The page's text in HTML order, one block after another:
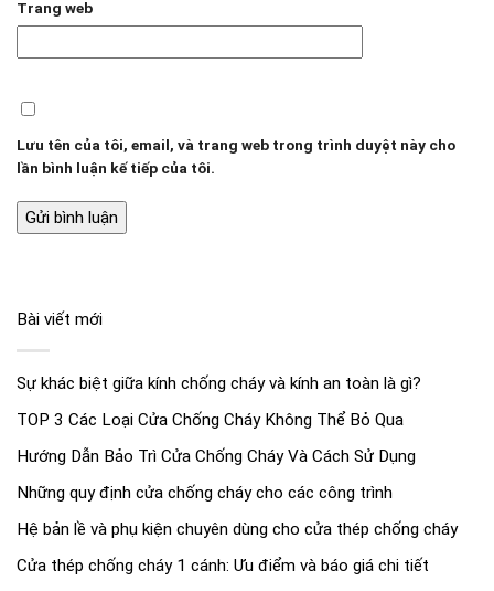
Trang web
Lưu tên của tôi, email, và trang web trong trình duyệt này cho
lần bình luận kế tiếp của tôi.
Bài viết mới
Sự khác biệt giữa kính chống cháy và kính an toàn là gì?
TOP 3 Các Loại Cửa Chống Cháy Không Thể Bỏ Qua
Hướng Dẫn Bảo Trì Cửa Chống Cháy Và Cách Sử Dụng
Những quy định cửa chống cháy cho các công trình
Hệ bản lề và phụ kiện chuyên dùng cho cửa thép chống cháy
Cửa thép chống cháy 1 cánh: Ưu điểm và báo giá chi tiết